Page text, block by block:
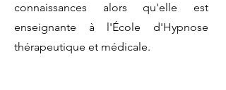
connaissances alors qu'elle est
enseignante à l'École d'Hypnose
thérapeutique et médicale.